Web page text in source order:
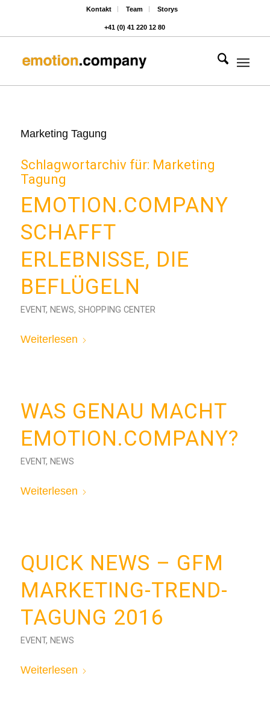
Kontakt Team Storys
+41 (0) 41 220 12 80
Marketing Tagung
Schlagwortarchiv für: Marketing
Tagung
EMOTION.COMPANY
SCHAFFT
ERLEBNISSE, DIE
BEFLÜGELN
EVENT, NEWS, SHOPPING CENTER
Weiterlesen
WAS GENAU MACHT
EMOTION.COMPANY?
EVENT, NEWS
Weiterlesen
QUICK NEWS – GFM
MARKETING-TREND-
TAGUNG 2016
EVENT, NEWS
Weiterlesen